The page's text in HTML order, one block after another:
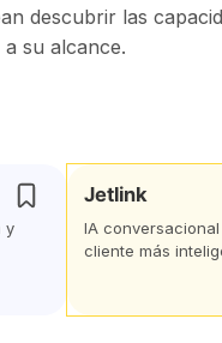
descubrir las
su alcance.
y
Jetlink
IA
cliente más